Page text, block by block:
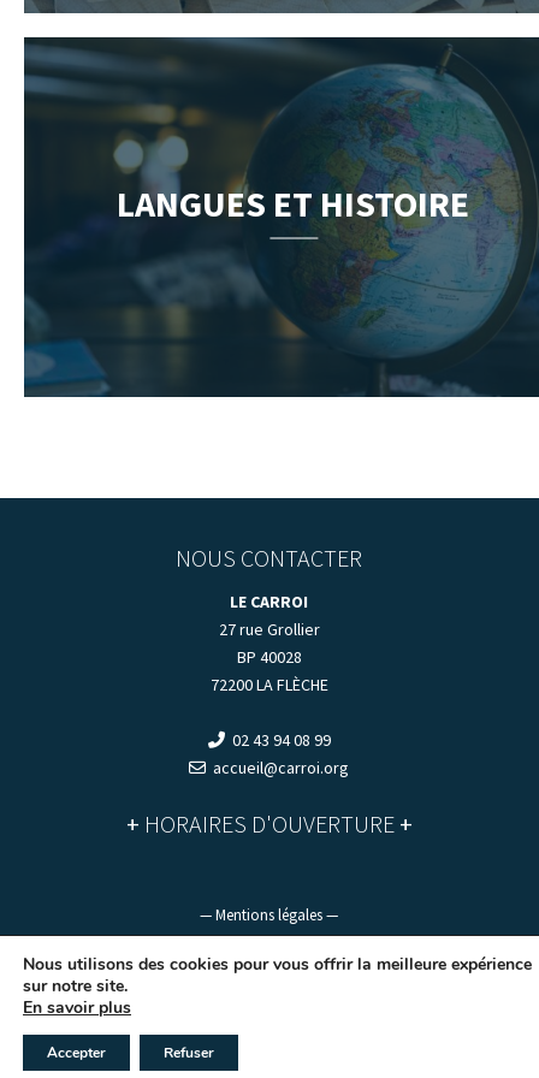
LANGUES ET HISTOIRE
NOUS CONTACTER
LE CARROI
27 rue Grollier
BP 40028
72200 LA FLÈCHE
02 43 94 08 99
accueil@carroi.org
+ HORAIRES D'OUVERTURE +
— Mentions légales —
Nous utilisons des cookies pour vous offrir la meilleure expérience
sur notre site.
En savoir plus
Accepter Refuser